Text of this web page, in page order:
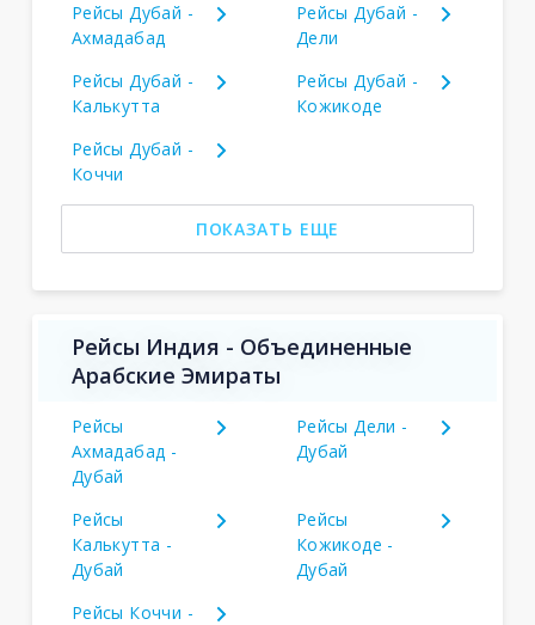
Рейсы Дубай -
Ахмадабад
Рейсы Дубай -
Дели
Рейсы Дубай -
Калькутта
Рейсы Дубай -
Кожикоде
Рейсы Дубай -
Коччи
ПОКАЗАТЬ ЕЩЕ
Рейсы Индия - Объединенные
Арабские Эмираты
Рейсы
Ахмадабад -
Дубай
Рейсы Дели -
Дубай
Рейсы
Калькутта -
Дубай
Рейсы
Кожикоде -
Дубай
Рейсы Коччи -